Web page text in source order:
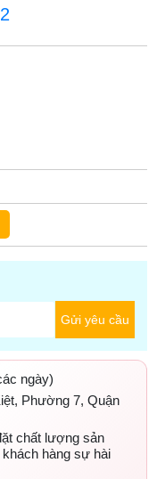
Gửi yêu cầu
ngày)
Phường 7, Quận
chất lượng sản
hàng sự hài